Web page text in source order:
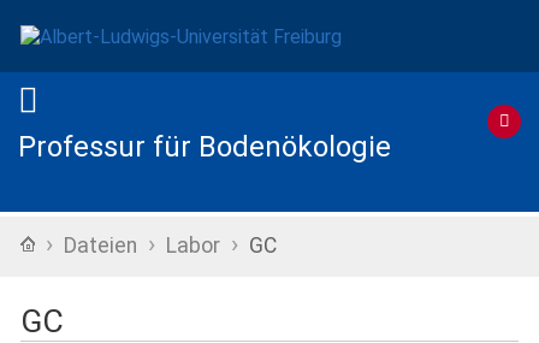
Professur für Bodenökologie
Startseite
› Dateien › Labor › GC
GC